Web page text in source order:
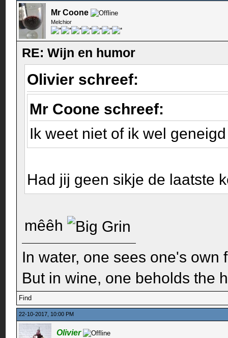
Mr Coone
Melchior
RE: Wijn en humor
Olivier schreef:
Mr Coone schreef:
Ik weet niet of ik wel
Had jij geen sikje de laatste
mêêh
In water, one sees one's own
But in wine, one beholds the
Find
22-10-2017, 10:00 PM
Olivier